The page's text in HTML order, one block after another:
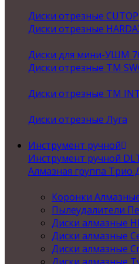
Диски отрезные CUTOP
Диски отрезные
Диски для мини-УШМ
Диски отрезные ТМ
Диски отрезные ТМ
Диски отрезные Луга
Инструмент ручной
Инструмент ручной
Алмазная группа Трио
Коронки
Пылеудалители
Диски алмазные
Диски алмазные
Диски алмазные